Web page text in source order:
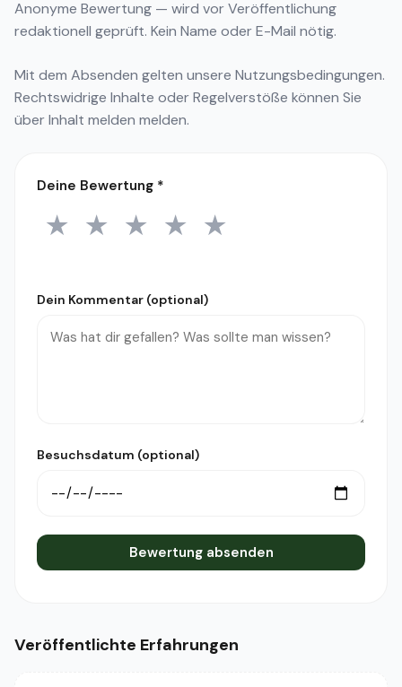
Anonyme Bewertung — wird vor Veröffentlichung
redaktionell geprüft. Kein Name oder E-Mail nötig.
Mit dem Absenden gelten unsere Nutzungsbedingungen.
Rechtswidrige Inhalte oder Regelverstöße können Sie
überInhalt melden melden.
Deine Bewertung *
1 Stern
★ 2 Sterne
★ 3 Sterne
★ 4 Sterne
★ 5 Sterne
★
Dein Kommentar (optional)
Besuchsdatum (optional)
Bewertung absenden
Veröffentlichte Erfahrungen